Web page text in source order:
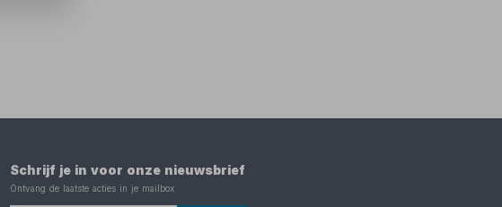
Schrijf je in voor onze nieuwsbrief
Ontvang de laatste acties in je mailbox